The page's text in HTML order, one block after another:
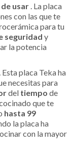
usar . La placa
con las que te
para tu
seguridad y
la potencia
placa Teka ha
necesitas para
del tiempo de
que te
hasta 99
la placa ha
con la mayor